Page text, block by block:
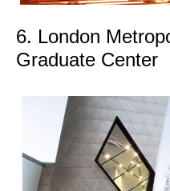
6. London
Graduate Center